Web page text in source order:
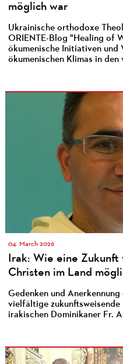
möglich war
Ukrainische orthodoxe
ORIENTE-Blog "Healing of
ökumenische Initiativen und
ökumenischen Klimas in den
04. March 2026
Irak: Wie eine
Christen im Land
Gedenken und
vielfältige
irakischen Dominikaner Fr.